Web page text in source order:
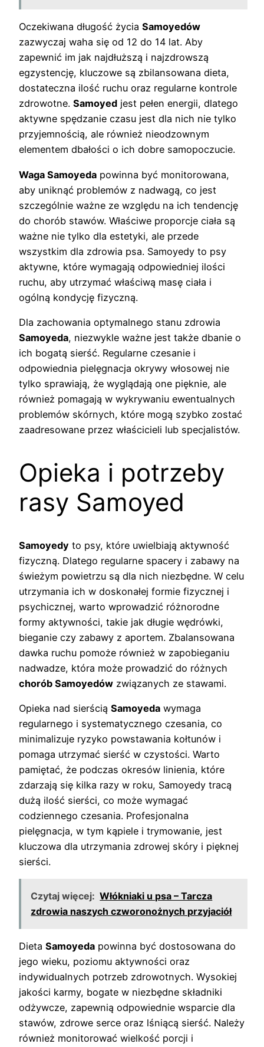
Oczekiwana długość życia Samoyedów
zazwyczaj waha się od 12 do 14 lat. Aby
zapewnić im jak najdłuższą i najzdrowszą
egzystencję, kluczowe są zbilansowana dieta,
dostateczna ilość ruchu oraz regularne kontrole
zdrowotne. Samoyed jest pełen energii, dlatego
aktywne spędzanie czasu jest dla nich nie tylko
przyjemnością, ale również nieodzownym
elementem dbałości o ich dobre samopoczucie.
Waga Samoyeda powinna być monitorowana,
aby uniknąć problemów z nadwagą, co jest
szczególnie ważne ze względu na ich tendencję
do chorób stawów. Właściwe proporcje ciała są
ważne nie tylko dla estetyki, ale przede
wszystkim dla zdrowia psa. Samoyedy to psy
aktywne, które wymagają odpowiedniej ilości
ruchu, aby utrzymać właściwą masę ciała i
ogólną kondycję fizyczną.
Dla zachowania optymalnego stanu zdrowia
Samoyeda, niezwykle ważne jest także dbanie o
ich bogatą sierść. Regularne czesanie i
odpowiednia pielęgnacja okrywy włosowej nie
tylko sprawiają, że wyglądają one pięknie, ale
również pomagają w wykrywaniu ewentualnych
problemów skórnych, które mogą szybko zostać
zaadresowane przez właścicieli lub specjalistów.
Opieka i potrzeby
rasy Samoyed
Samoyedy to psy, które uwielbiają aktywność
fizyczną. Dlatego regularne spacery i zabawy na
świeżym powietrzu są dla nich niezbędne. W celu
utrzymania ich w doskonałej formie fizycznej i
psychicznej, warto wprowadzić różnorodne
formy aktywności, takie jak długie wędrówki,
bieganie czy zabawy z aportem. Zbalansowana
dawka ruchu pomoże również w zapobieganiu
nadwadze, która może prowadzić do różnych
chorób Samoyedów związanych ze stawami.
Opieka nad sierścią Samoyeda wymaga
regularnego i systematycznego czesania, co
minimalizuje ryzyko powstawania kołtunów i
pomaga utrzymać sierść w czystości. Warto
pamiętać, że podczas okresów linienia, które
zdarzają się kilka razy w roku, Samoyedy tracą
dużą ilość sierści, co może wymagać
codziennego czesania. Profesjonalna
pielęgnacja, w tym kąpiele i trymowanie, jest
kluczowa dla utrzymania zdrowej skóry i pięknej
sierści.
Czytaj więcej: Włókniaki u psa – Tarcza
zdrowia naszych czworonożnych przyjaciół
Dieta Samoyeda powinna być dostosowana do
jego wieku, poziomu aktywności oraz
indywidualnych potrzeb zdrowotnych. Wysokiej
jakości karmy, bogate w niezbędne składniki
odżywcze, zapewnią odpowiednie wsparcie dla
stawów, zdrowe serce oraz lśniącą sierść. Należy
również monitorować wielkość porcji i